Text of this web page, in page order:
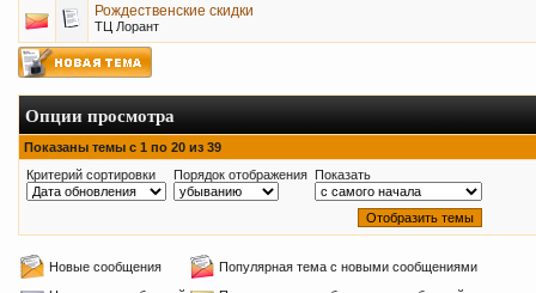
Рождественские скидки
ТЦ Лорант
Опции просмотра
Показаны темы с 1 по 20 из 39
Критерий сортировки
Порядок отображения Показать
Новые сообщения
Популярная тема с новыми сообщениями